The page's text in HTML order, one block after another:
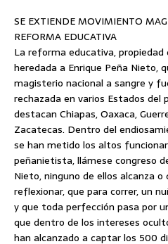
SE EXTIENDE MOVIMIENTO
REFORMA EDUCATIVA
La reforma educativa, propiedad
heredada a Enrique Peña Nieto,
magisterio nacional a sangre y
rechazada en varios Estados del
destacan Chiapas, Oaxaca,
Zacatecas. Dentro del
se han metido los altos
peñanietista, llámese congreso
Nieto, ninguno de ellos alcanza o
reflexionar, que para correr, un
y que toda perfección pasa por
que dentro de los intereses
han alcanzado a captar los 500